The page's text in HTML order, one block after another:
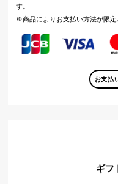
す。
※商品によりお支払い方法が限定
お支払
ギフ